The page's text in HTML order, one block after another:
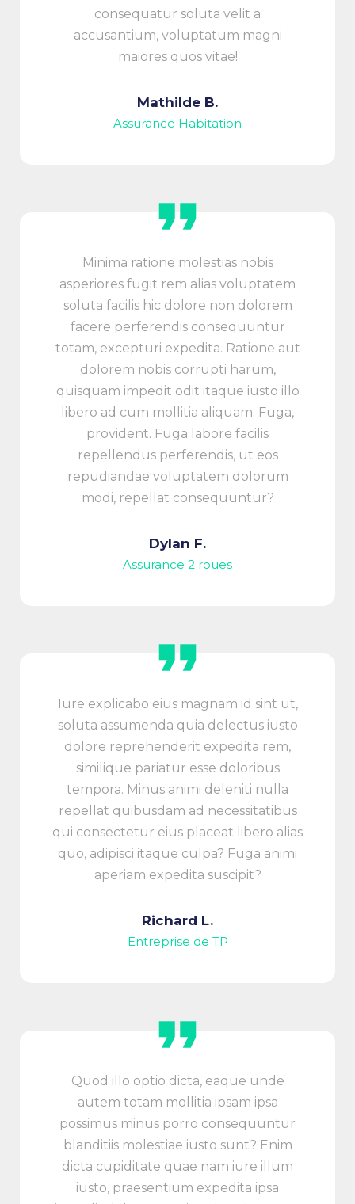
consequatur soluta velit a
accusantium, voluptatum magni
maiores quos vitae!
Mathilde B.
Assurance Habitation
Minima ratione molestias nobis
asperiores fugit rem alias voluptatem
soluta facilis hic dolore non dolorem
facere perferendis consequuntur
totam, excepturi expedita. Ratione aut
dolorem nobis corrupti harum,
quisquam impedit odit itaque iusto illo
libero ad cum mollitia aliquam. Fuga,
provident. Fuga labore facilis
repellendus perferendis, ut eos
repudiandae voluptatem dolorum
modi, repellat consequuntur?
Dylan F.
Assurance 2 roues
Iure explicabo eius magnam id sint ut,
soluta assumenda quia delectus iusto
dolore reprehenderit expedita rem,
similique pariatur esse doloribus
tempora. Minus animi deleniti nulla
repellat quibusdam ad necessitatibus
qui consectetur eius placeat libero alias
quo, adipisci itaque culpa? Fuga animi
aperiam expedita suscipit?
Richard L.
Entreprise de TP
Quod illo optio dicta, eaque unde
autem totam mollitia ipsam ipsa
possimus minus porro consequuntur
blanditiis molestiae iusto sunt? Enim
dicta cupiditate quae nam iure illum
iusto, praesentium expedita ipsa